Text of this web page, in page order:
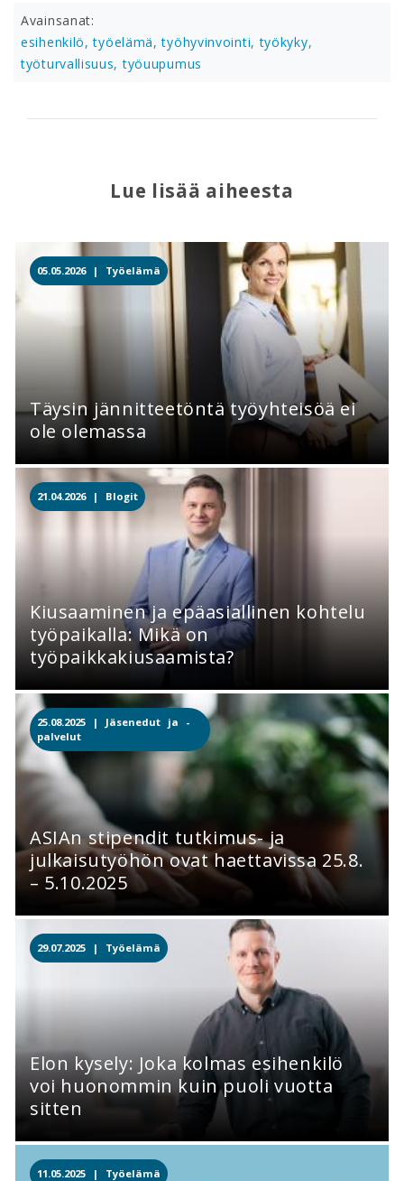
Avainsanat:
esihenkilö,työelämä,työhyvinvointi,työkyky,
työturvallisuus,työuupumus
Lue lisää aiheesta
05.05.2026 | Työelämä
Täysin jännitteetöntä työyhteisöä ei
ole olemassa
21.04.2026 | Blogit
Kiusaaminen ja epäasiallinen kohtelu
työpaikalla: Mikä on
työpaikkakiusaamista?
25.08.2025 | Jäsenedut ja -
palvelut
ASIAn stipendit tutkimus- ja
julkaisutyöhön ovat haettavissa 25.8.
– 5.10.2025
29.07.2025 | Työelämä
Elon kysely: Joka kolmas esihenkilö
voi huonommin kuin puoli vuotta
sitten
11.05.2025 | Työelämä